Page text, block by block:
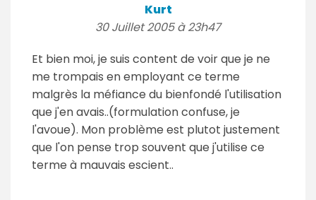
Kurt
30 Juillet 2005 à 23h47
Et bien moi, je suis content de voir que je ne
me trompais en employant ce terme
malgrès la méfiance du bienfondé l'utilisation
que j'en avais..(formulation confuse, je
l'avoue). Mon problème est plutot justement
que l'on pense trop souvent que j'utilise ce
terme à mauvais escient..